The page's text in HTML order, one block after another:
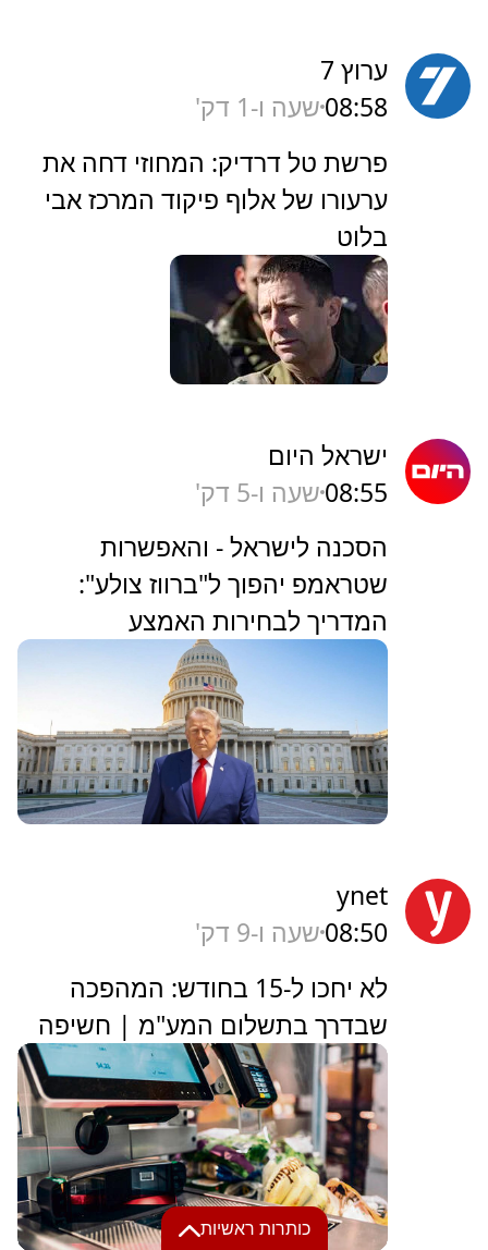
כותרות ראשיות
ערוץ 7
08:58שעה ו-1 דק'
‏פרשת טל דרדיק: המחוזי דחה את
ערעורו של אלוף פיקוד המרכז אבי
בלוט
ישראל היום
08:55שעה ו-5 דק'
הסכנה לישראל - והאפשרות
שטראמפ יהפוך ל"ברווז צולע":
המדריך לבחירות האמצע
ynet
08:50שעה ו-9 דק'
לא יחכו ל-15 בחודש: המהפכה
שבדרך בתשלום המע"מ | חשיפה